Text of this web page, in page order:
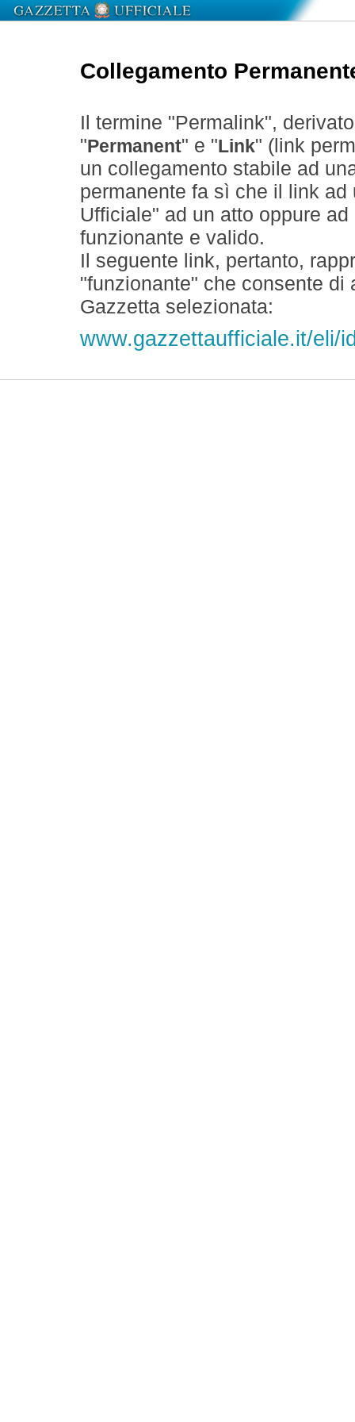
Collegamento
Il termine "Permalink",
" Permanent" e " Link" (link
un collegamento stabile ad
permanente fa sì che il link
Ufficiale" ad un atto oppure
funzionante e valido.
Il seguente link, pertanto,
"funzionante" che consente
Gazzetta selezionata:
www.gazzettaufficiale.it/eli/